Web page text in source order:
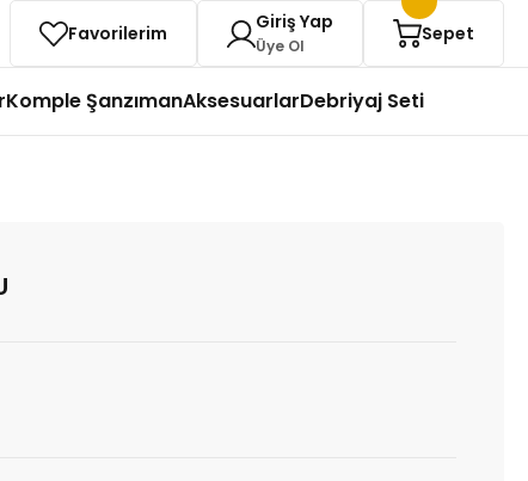
Favorilerim Giriş Yap
Üye Ol
Sepet
Komple ŞanzımanAksesuarlarDebriyaj Seti